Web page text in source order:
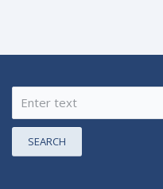
SEARCH